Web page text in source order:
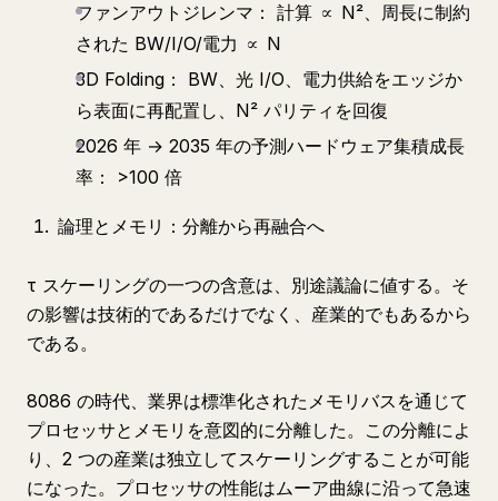
ファンアウトジレンマ： 計算 ∝ N²、周長に制約
された BW/I/O/電力 ∝ N
3D Folding： BW、光 I/O、電力供給をエッジか
ら表面に再配置し、N² パリティを回復
2026 年 → 2035 年の予測ハードウェア集積成長
率： >100 倍
論理とメモリ：分離から再融合へ
τ スケーリングの一つの含意は、別途議論に値する。そ
の影響は技術的であるだけでなく、産業的でもあるから
である。
8086 の時代、業界は標準化されたメモリバスを通じて
プロセッサとメモリを意図的に分離した。この分離によ
り、2 つの産業は独立してスケーリングすることが可能
になった。プロセッサの性能はムーア曲線に沿って急速